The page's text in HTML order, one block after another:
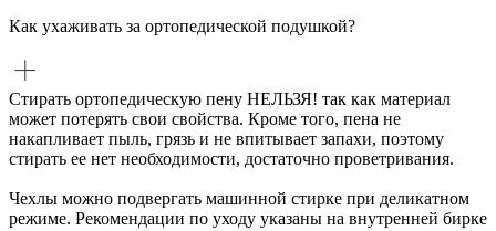
Как ухаживать за ортопедической подушкой?
Стирать ортопедическую пену НЕЛЬЗЯ! так как материал
может потерять свои свойства. Кроме того, пена не
накапливает пыль, грязь и не впитывает запахи, поэтому
стирать ее нет необходимости, достаточно проветривания.
Чехлы можно подвергать машинной стирке при деликатном
режиме. Рекомендации по уходу указаны на внутренней бирке